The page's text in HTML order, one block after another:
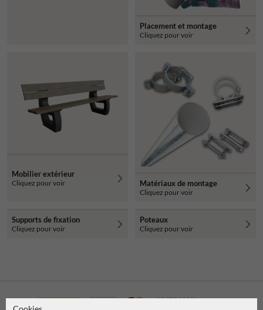
Placement et montage
Cliquez pour voir
Mobilier extérieur
Cliquez pour voir Matériaux de montage
Cliquez pour voir
Supports de fixation
Cliquez pour voir
Poteaux
Cliquez pour voir